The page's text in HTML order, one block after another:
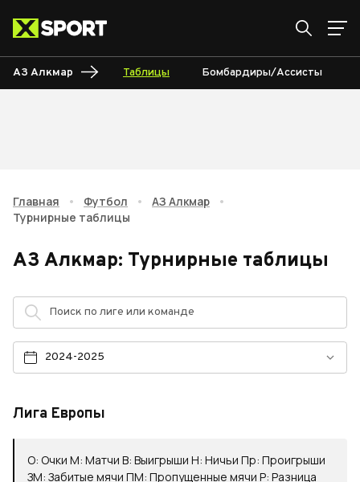
АЗ Алкмар Таблицы Бомбардиры/Ассисты
Главная • Футбол • АЗ Алкмар
•
Турнирные таблицы
АЗ Алкмар: Турнирные таблицы
2024-2025
Лига Европы
О: Очки М: Матчи В: Выигрыши Н: Ничьи Пр: Проигрыши
ЗМ: Забитые мячи ПМ: Пропущенные мячи Р: Разница